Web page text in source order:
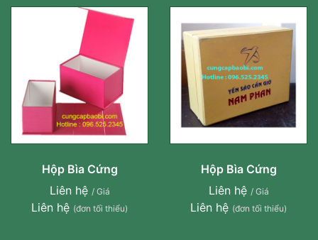
Hộp Bìa Cứng
Liên hệ / Giá
Liên hệ (đơn tối thiểu)
Hộp Bìa Cứng
Liên hệ / Giá
Liên hệ (đơn tối thiểu)